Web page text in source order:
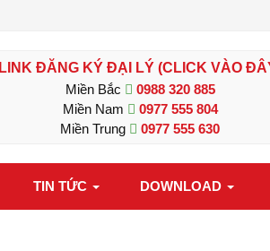
LINK ĐĂNG KÝ ĐẠI LÝ (CLICK VÀO
Miền Bắc
0988 320 885
Miền Nam
0977 555 804
Miền Trung
0977 555 630
TIN TỨC DOWNLOAD